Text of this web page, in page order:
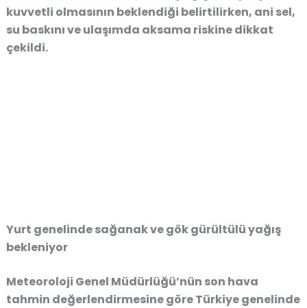
kuvvetli olmasının beklendiği belirtilirken, ani sel,
su baskını ve ulaşımda aksama riskine dikkat
çekildi.
Yurt genelinde sağanak ve gök gürültülü yağış
bekleniyor
Meteoroloji Genel Müdürlüğü’nün son hava
tahmin değerlendirmesine göre Türkiye genelinde